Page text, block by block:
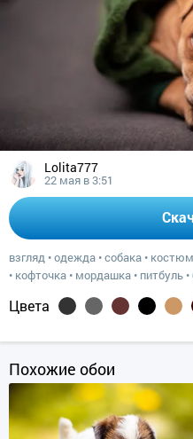
Lolita777
22 мая в 3:51
взгляд •одежда •собака • костюм
• кофточка • мордашка • питбуль •
Цвета
Похожие обои